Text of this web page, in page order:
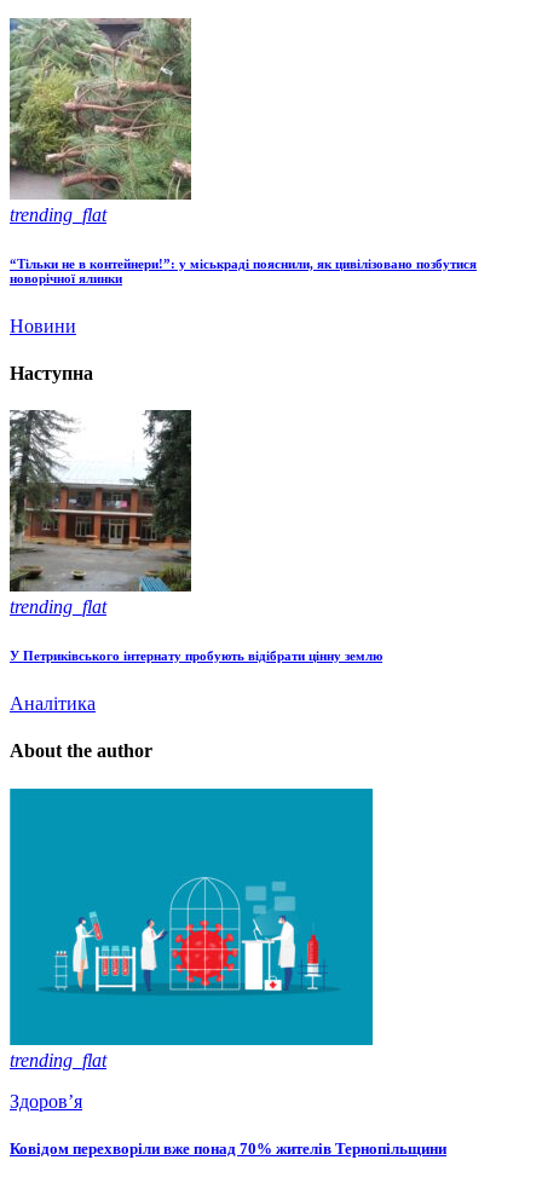
trending_flat
“Тільки не в контейнери!”: у міськраді пояснили, як цивілізовано позбутися
новорічної ялинки
Новини
Наступна
trending_flat
У Петриківського інтернату пробують відібрати цінну землю
Аналітика
About the author
trending_flat
Здоров’я
Ковідом перехворіли вже понад 70% жителів Тернопільщини